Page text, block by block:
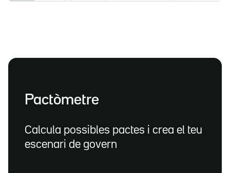
Pactòmetre
Calcula possibles pactes i crea el teu
escenari de govern